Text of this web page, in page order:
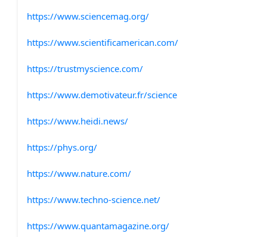
https://www.sciencemag.org/
https://www.scientificamerican.com/
https://trustmyscience.com/
https://www.demotivateur.fr/science
https://www.heidi.news/
https://phys.org/
https://www.nature.com/
https://www.techno-science.net/
https://www.quantamagazine.org/